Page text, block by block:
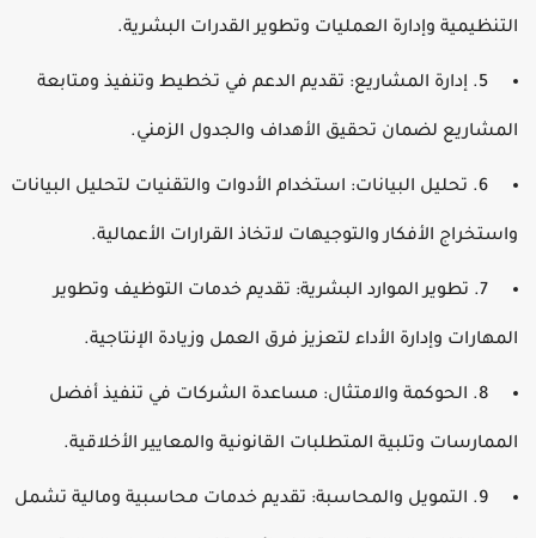
وإدارة العمليات وتطوير القدرات البشرية.
5. إدارة المشاريع: تقديم الدعم في تخطيط وتنفيذ ومتابعة
لضمان تحقيق الأهداف والجدول الزمني.
6. تحليل البيانات: استخدام الأدوات والتقنيات لتحليل البيانات
الأفكار والتوجيهات لاتخاذ القرارات الأعمالية.
7. تطوير الموارد البشرية: تقديم خدمات التوظيف وتطوير
وإدارة الأداء لتعزيز فرق العمل وزيادة الإنتاجية.
8. الحوكمة والامتثال: مساعدة الشركات في تنفيذ أفضل
وتلبية المتطلبات القانونية والمعايير الأخلاقية.
9. التمويل والمحاسبة: تقديم خدمات محاسبية ومالية تشمل